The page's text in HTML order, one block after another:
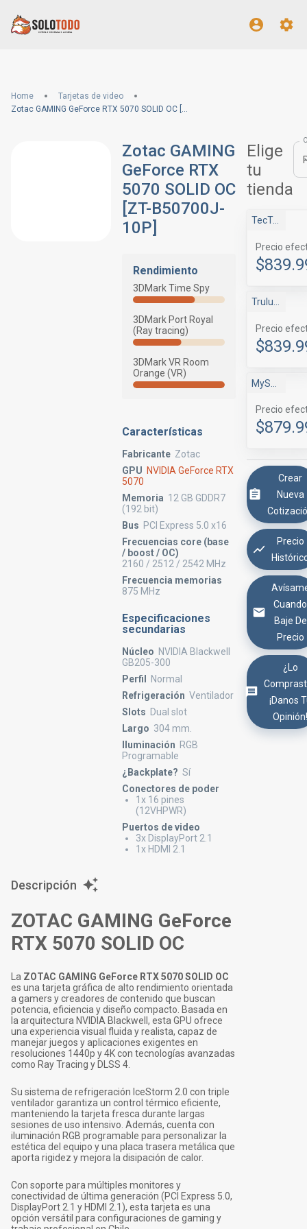
Home
Tarjetas de video
Zotac GAMING GeForce RTX 5070 SOLID OC [ZT-B50700J-10P]
Zotac GAMING
GeForce RTX
5070 SOLID OC
[ZT-B50700J-
10P]
Rendimiento
3DMark Time Spy
3DMark Port Royal
(Ray tracing)
3DMark VR Room
Orange (VR)
Características
Fabricante Zotac
GPU NVIDIA GeForce RTX
5070
Memoria 12 GB GDDR7
(192 bit)
Bus PCI Express 5.0 x16
Frecuencias core (base
/ boost / OC)
2160 / 2512 / 2542 MHz
Frecuencia memorias
875 MHz
Especificaciones
secundarias
Núcleo NVIDIA Blackwell
GB205-300
Perfil
Normal
Refrigeración Ventilador
Slots Dual slot
Largo 304 mm.
Iluminación RGB
Programable
¿Backplate? Sí
Conectores de poder
1x 16 pines
(12VHPWR)
Puertos de video
3x DisplayPort 2.1
1x HDMI 2.1
Elige
tu
tienda
TecTec
Precio
Precio
Precio
Crear
Nueva
Precio
Cuando
Baje De
Precio
¿Lo
¡Danos
Descripción
ZOTAC GAMING GeForce
RTX 5070 SOLID OC
La ZOTAC GAMING GeForce RTX 5070 SOLID OC
es una tarjeta gráfica de alto rendimiento orientada
a gamers y creadores de contenido que buscan
potencia, eficiencia y diseño compacto. Basada en
la arquitectura NVIDIA Blackwell, esta GPU ofrece
una experiencia visual fluida y realista, capaz de
manejar juegos y aplicaciones exigentes en
resoluciones 1440p y 4K con tecnologías avanzadas
como Ray Tracing y DLSS 4.
Su sistema de refrigeración IceStorm 2.0 con triple
ventilador garantiza un control térmico eficiente,
manteniendo la tarjeta fresca durante largas
sesiones de uso intensivo. Además, cuenta con
iluminación RGB programable para personalizar la
estética del equipo y una placa trasera metálica que
aporta rigidez y mejora la disipación de calor.
Con soporte para múltiples monitores y
conectividad de última generación (PCI Express 5.0,
DisplayPort 2.1 y HDMI 2.1), esta tarjeta es una
opción versátil para configuraciones de gaming y